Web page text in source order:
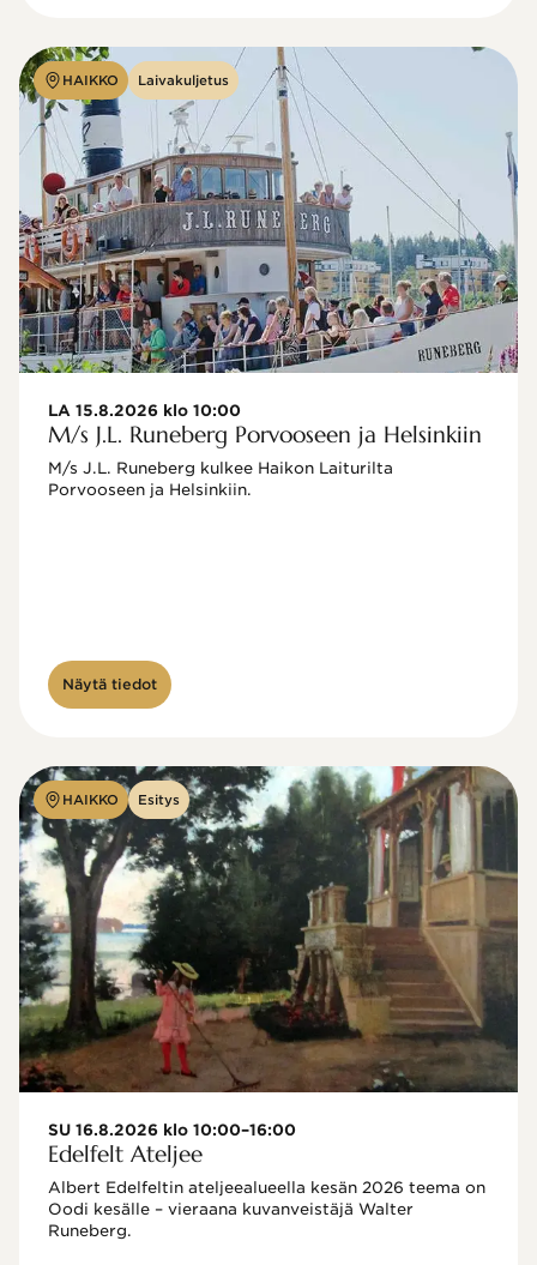
HAIKKO Laivakuljetus
LA 15.8.2026 klo 10:00
M/s J.L. Runeberg Porvooseen ja Helsinkiin
M/s J.L. Runeberg kulkee Haikon Laiturilta
Porvooseen ja Helsinkiin.
Näytä tiedot
HAIKKO Esitys
SU 16.8.2026 klo 10:00–16:00
Edelfelt Ateljee
Albert Edelfeltin ateljeealueella kesän 2026 teema on
Oodi kesälle – vieraana kuvanveistäjä Walter